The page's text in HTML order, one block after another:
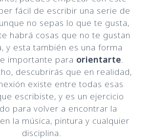
fácil de escribir una serie de
no sepas lo que te gusta,
habrá cosas que no te gustan
y esta también es una forma
importante para orientarte.
descubrirás que en realidad,
existe entre todas esas
escribiste, y es un ejercicio
para volver a encontrar la
la música, pintura y cualquier
disciplina.